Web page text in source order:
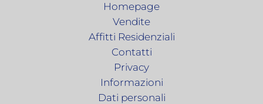
Homepage
Vendite
Affitti Residenziali
Contatti
Privacy
Informazioni
Dati personali